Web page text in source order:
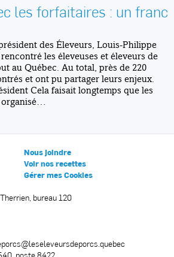
les forfaitaires : un franc
des Éleveurs, Louis-Philippe
les éleveuses et éleveurs de
au Québec. Au total, près de 220
et ont pu partager leurs enjeux.
Cela faisait longtemps que les
organisé…
bureau 120
Nous joindre
Voir nos recettes
Gérer mes Cookies